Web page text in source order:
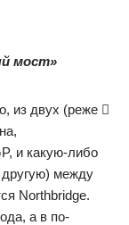
мост»
из двух (реже 
и какую-либо
между
Northbridge.
а в по­